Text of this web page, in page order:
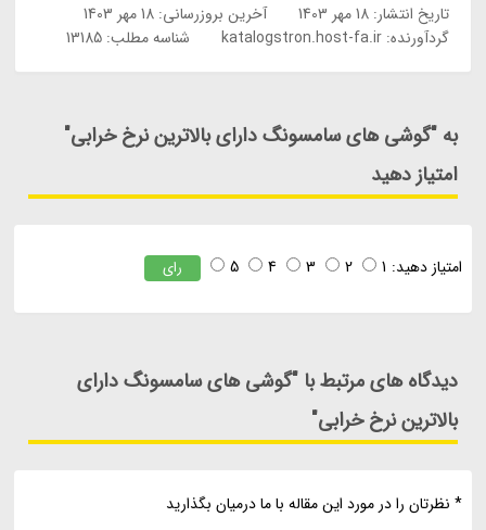
تاریخ انتشار:18 مهر 1403 آخرین بروزرسانی:18 مهر 1403
گردآورنده:katalogstron.host-fa.ir شناسه مطلب: 13185
به "گوشی های سامسونگ دارای بالاترین نرخ خرابی"
امتیاز دهید
امتیاز دهید: 1
2
3
4
5 رای
دیدگاه های مرتبط با "گوشی های سامسونگ دارای
بالاترین نرخ خرابی"
* نظرتان را در مورد این مقاله با ما درمیان بگذارید